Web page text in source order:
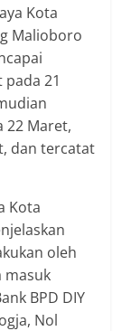
Kota
Malioboro
21
22 Maret,
dan tercatat
Kota
oleh
masuk
BPD DIY
Nol